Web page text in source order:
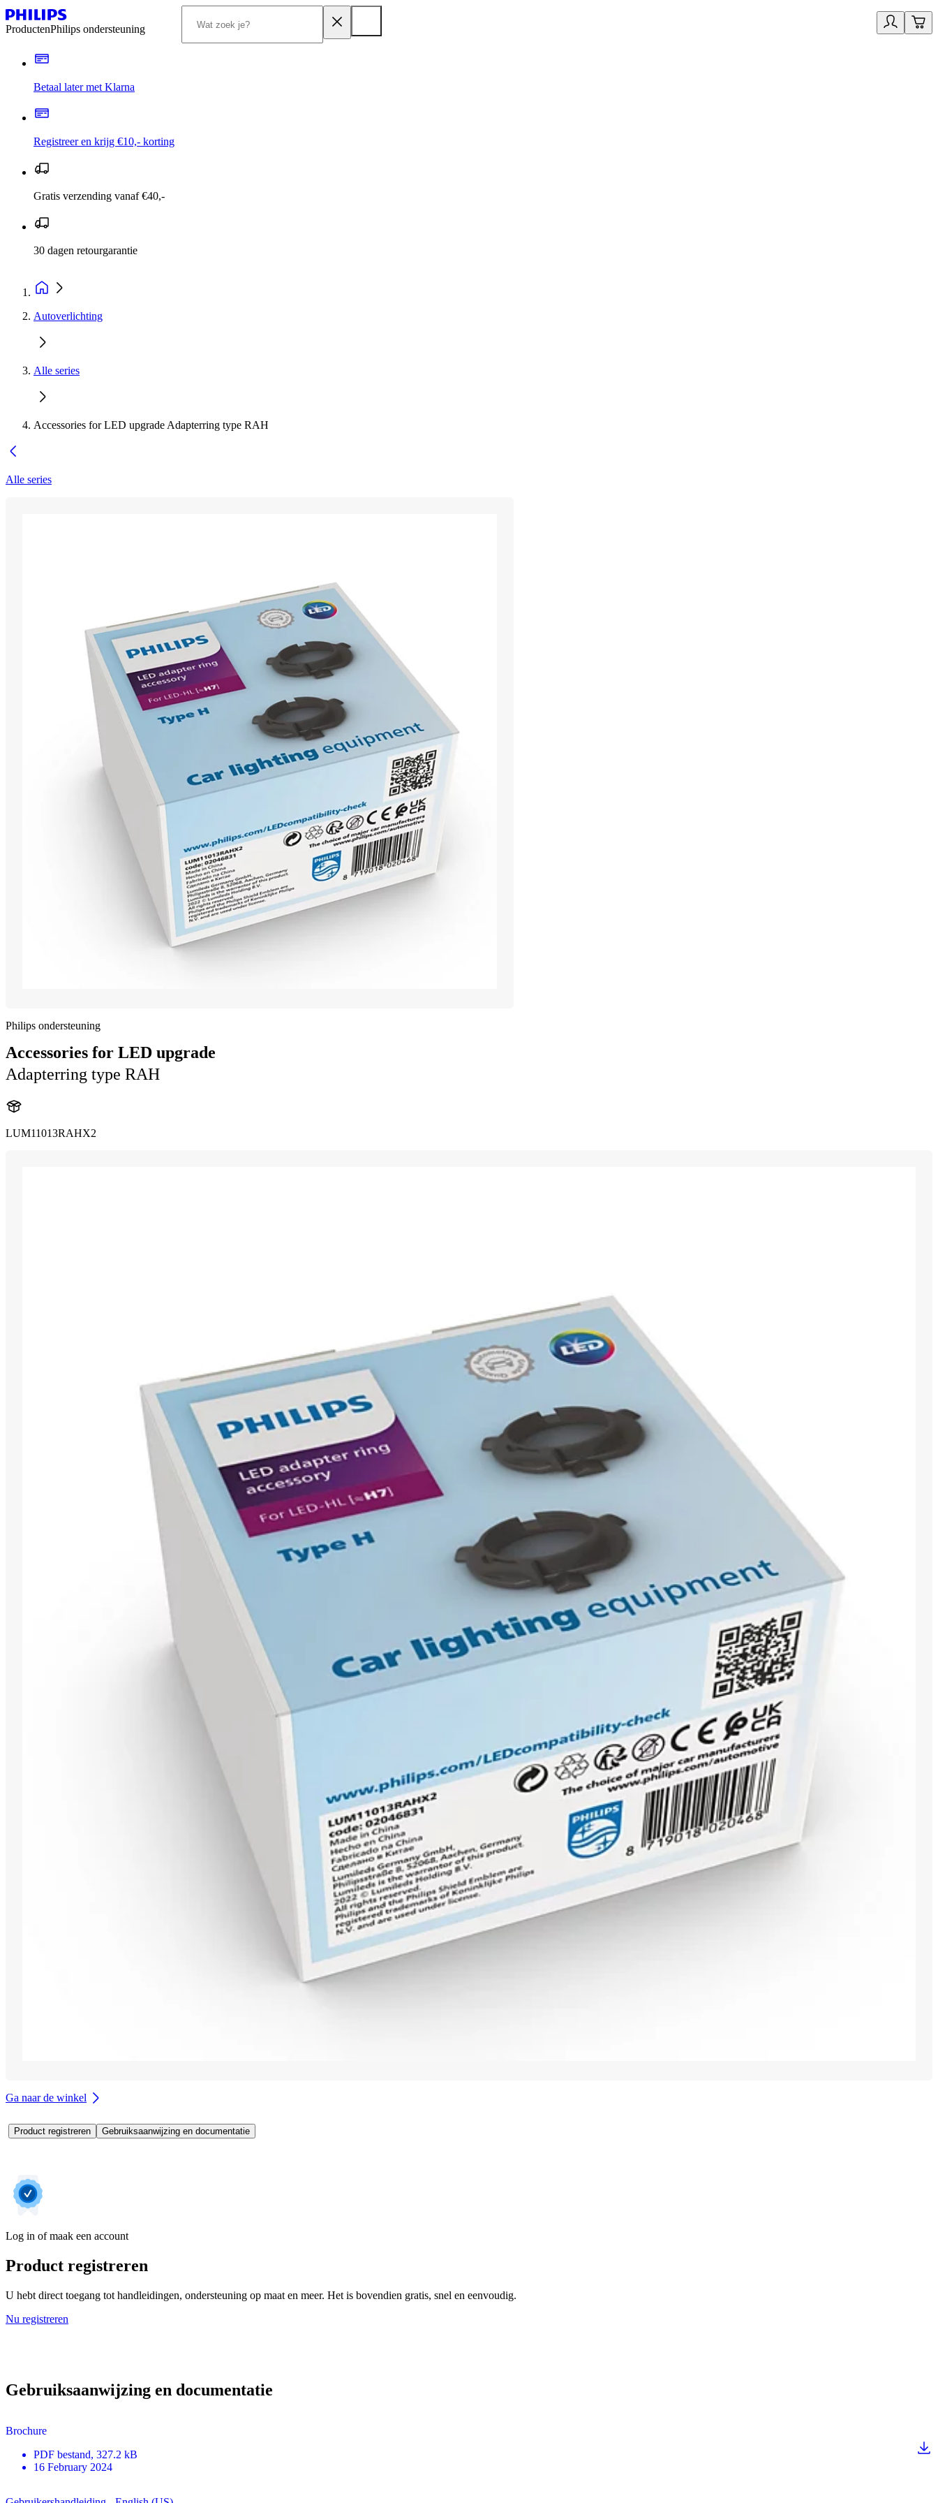
ProductenPhilips ondersteuning
Betaal later met Klarna
Registreer en krijg €10,- korting
Gratis verzending vanaf €40,-
30 dagen retourgarantie
Autoverlichting
Alle series
Accessories for LED upgrade Adapterring type RAH
Alle series
Philips ondersteuning
Accessories for LED upgrade
Adapterring type RAH
LUM11013RAHX2
Ga naar de winkel
Product registreren Gebruiksaanwijzing en documentatie
Log in of maak een account
Product registreren
U hebt direct toegang tot handleidingen, ondersteuning op maat en meer. Het is bovendien gratis, snel en eenvoudig.
Nu registreren
Gebruiksaanwijzing en documentatie
Brochure
PDF bestand, 327.2 kB
16 February 2024